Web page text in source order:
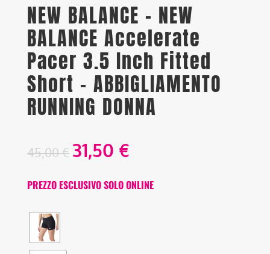
NEW BALANCE – NEW
BALANCE Accelerate
Pacer 3.5 Inch Fitted
Short – ABBIGLIAMENTO
RUNNING DONNA
45,00€ 31,50 €
PREZZO ESCLUSIVO SOLO ONLINE